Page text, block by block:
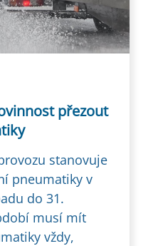
přezout
stanovuje
pneumatiky v
do 31.
musí mít
vždy,